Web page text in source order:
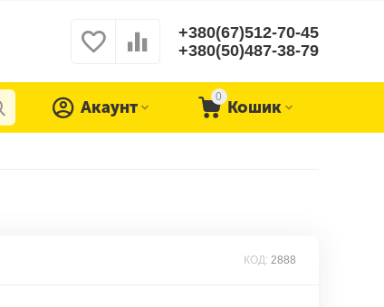
+380(67)512-70-45
+380(50)487-38-79
0
Кошик
Акаунт
КОД: 2888